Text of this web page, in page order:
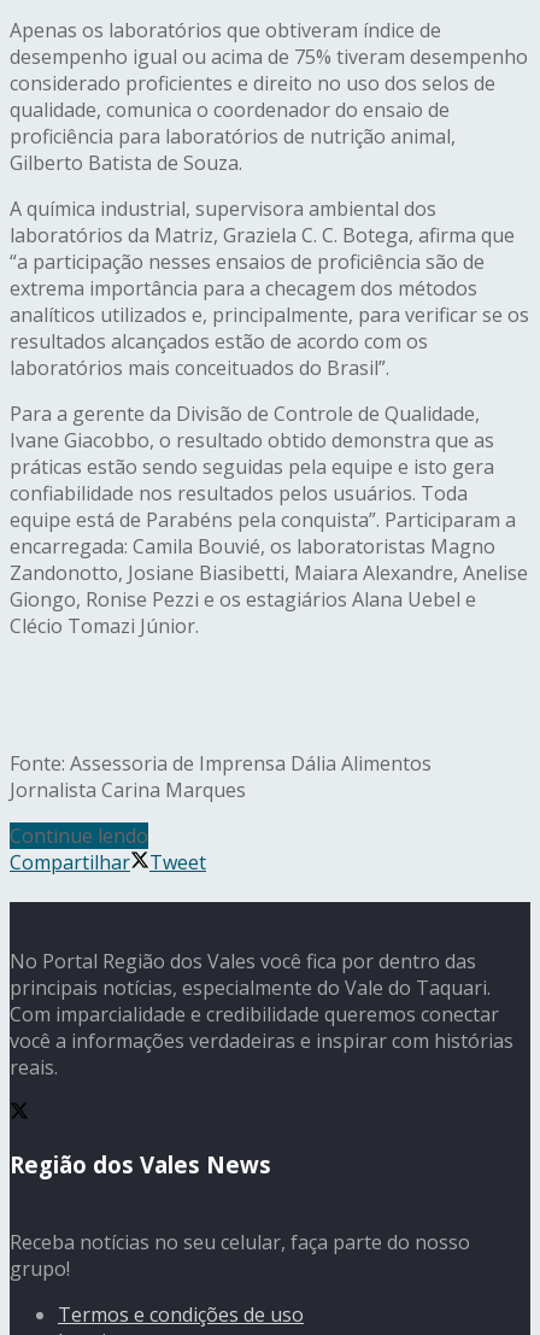
Apenas os laboratórios que obtiveram índice de
desempenho igual ou acima de 75% tiveram desempenho
considerado proficientes e direito no uso dos selos de
qualidade, comunica o coordenador do ensaio de
proficiência para laboratórios de nutrição animal,
Gilberto Batista de Souza.
A química industrial, supervisora ambiental dos
laboratórios da Matriz, Graziela C. C. Botega, afirma que
“a participação nesses ensaios de proficiência são de
extrema importância para a checagem dos métodos
analíticos utilizados e, principalmente, para verificar se os
resultados alcançados estão de acordo com os
laboratórios mais conceituados do Brasil”.
Para a gerente da Divisão de Controle de Qualidade,
Ivane Giacobbo, o resultado obtido demonstra que as
práticas estão sendo seguidas pela equipe e isto gera
confiabilidade nos resultados pelos usuários. Toda
equipe está de Parabéns pela conquista”. Participaram a
encarregada: Camila Bouvié, os laboratoristas Magno
Zandonotto, Josiane Biasibetti, Maiara Alexandre, Anelise
Giongo, Ronise Pezzi e os estagiários Alana Uebel e
Clécio Tomazi Júnior.
Fonte: Assessoria de Imprensa Dália Alimentos
Jornalista Carina Marques
Continue lendo
Compartilhar
Tweet
No Portal Região dos Vales você fica por dentro das
principais notícias, especialmente do Vale do Taquari.
Com imparcialidade e credibilidade queremos conectar
você a informações verdadeiras e inspirar com histórias
reais.
Região dos Vales News
Receba notícias no seu celular, faça parte do nosso
grupo!
Termos e condições de uso